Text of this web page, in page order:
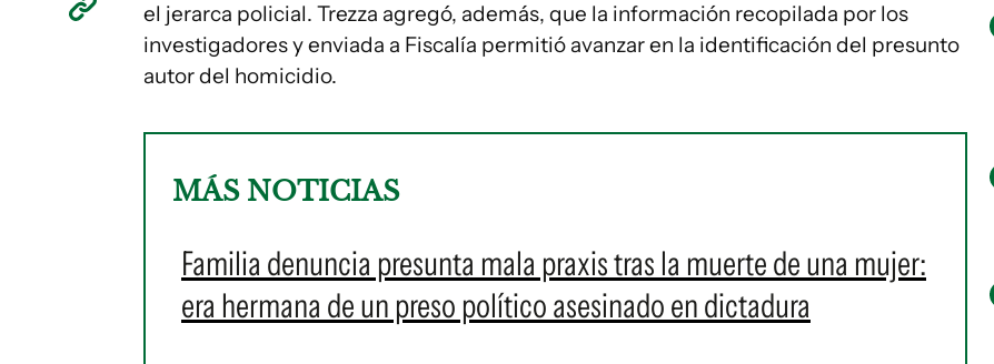
el jerarca policial. Trezza agregó, además, que la información recopilada por los
investigadores y enviada a Fiscalía permitió avanzar en la identificación del presunto
autor del homicidio.
MÁS NOTICIAS
Familia denuncia presunta mala praxis tras la muerte de una mujer:
era hermana de un preso político asesinado en dictadura